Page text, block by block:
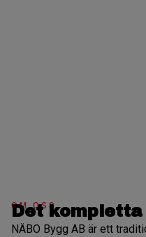
OM OSS
Det
NÄBO Bygg AB är ett